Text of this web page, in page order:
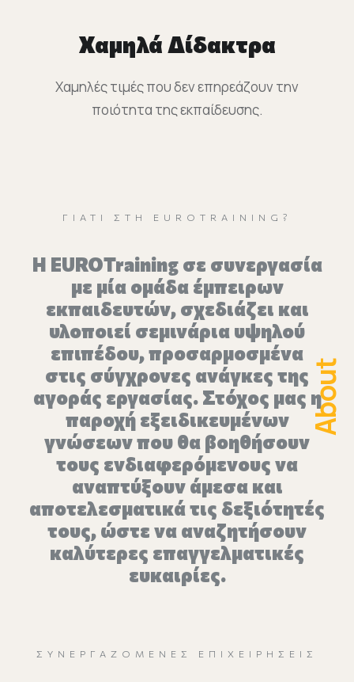
Χαμηλά Δίδακτρα
Χαμηλές τιμές που δεν επηρεάζουν την
ποιότητα της εκπαίδευσης.
ΓΙΑΤΊ ΣΤΗ EUROTRAINING?
H EUROTraining σε συνεργασία
με μία ομάδα έμπειρων
εκπαιδευτών, σχεδιάζει και
υλοποιεί σεμινάρια υψηλού
επιπέδου, προσαρμοσμένα
στις σύγχρονες ανάγκες της
αγοράς εργασίας. Στόχος μας η
παροχή εξειδικευμένων
γνώσεων που θα βοηθήσουν
τους ενδιαφερόμενους να
αναπτύξουν άμεσα και
αποτελεσματικά τις δεξιότητές
τους, ώστε να αναζητήσουν
καλύτερες επαγγελματικές
ευκαιρίες.
About
ΣΥΝΕΡΓΑΖΌΜΕΝΕΣ ΕΠΙΧΕΙΡΉΣΕΙΣ